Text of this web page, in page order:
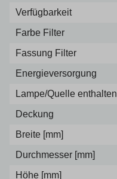
Verfügbarkeit
Farbe Filter
Fassung Filter
Energieversorgung
Lampe/Quelle enthalten
Deckung
Breite [mm]
Durchmesser [mm]
Höhe [mm]